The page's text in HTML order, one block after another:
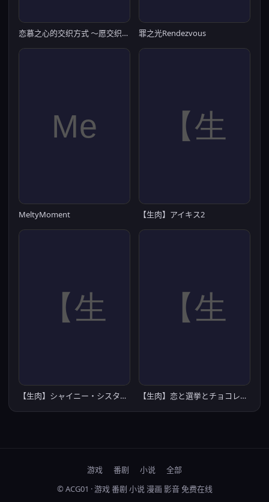
恋慕之心的交织方式 ～愿交织的思念永恒～ 罪之光Rendezvous
MeltyMoment 【生肉】アイキス2
【生肉】シャイニー・シスターズ ～女装主人公アイドルプロジェクト 【生肉】恋と選挙とチョコレート HIGH RESOLUTION
游戏 番剧 小说
全部
© ACG01 · 游戏 番剧 小说 漫画 影音 免费在线